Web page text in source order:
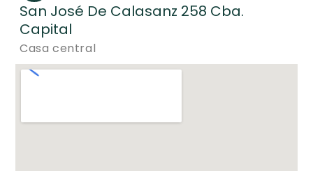
San José De Calasanz 258 Cba.
Capital
Casa central